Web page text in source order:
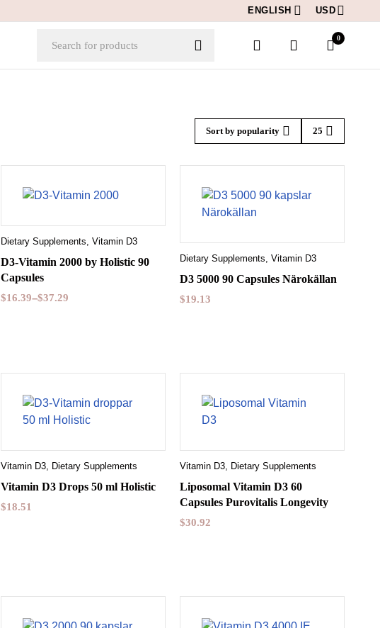
ENGLISH USD
0
Sort by popularity 25
Quick add to cart
360 kapslar
180 kapslar
Dietary Supplements,Vitamin D3
D3-Vitamin 2000 by Holistic 90
Capsules
$16.39–$37.29
Dietary Supplements,Vitamin D3
D3 5000 90 Capsules Närokällan
$19.13
Vitamin D3, Dietary Supplements
Vitamin D3 Drops 50 ml Holistic
$18.51
Vitamin D3, Dietary Supplements
Liposomal Vitamin D3 60
Capsules Purovitalis Longevity
$30.92